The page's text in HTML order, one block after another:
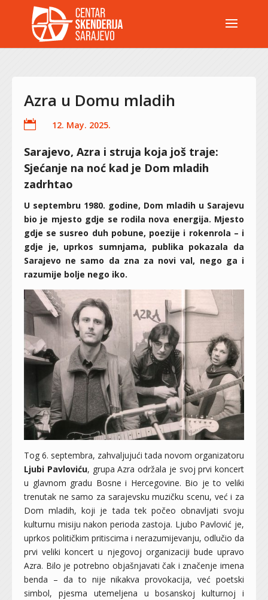
Azra u Domu mladih
 12. May. 2025.
Sarajevo, Azra i struja koja još traje:
Sjećanje na noć kad je Dom mladih
zadrhtao
U septembru 1980. godine, Dom mladih u Sarajevu
bio je mjesto gdje se rodila nova energija. Mjesto
gdje se susreo duh pobune, poezije i rokenrola – i
gdje je, uprkos sumnjama, publika pokazala da
Sarajevo ne samo da zna za novi val, nego ga i
razumije bolje nego iko.
Tog 6. septembra, zahvaljujući tada novom organizatoru
Ljubi Pavloviću, grupa Azra održala je svoj prvi koncert
u glavnom gradu Bosne i Hercegovine. Bio je to veliki
trenutak ne samo za sarajevsku muzičku scenu, već i za
Dom mladih, koji je tada tek počeo obnavljati svoju
kulturnu misiju nakon perioda zastoja. Ljubo Pavlović je,
uprkos političkim pritiscima i nerazumijevanju, odlučio da
prvi veliki koncert u njegovoj organizaciji bude upravo
Azra. Bilo je potrebno objašnjavati čak i značenje imena
benda – da to nije nikakva provokacija, već poetski
simbol, pjesma utemeljena u bosanskoj kulturnoj i